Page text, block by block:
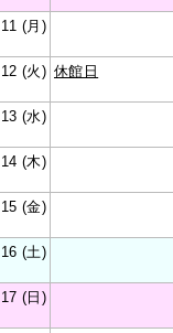
11 (月)
12 (火) 休館日
13 (水)
14 (木)
15 (金)
16 (土)
17 (日)